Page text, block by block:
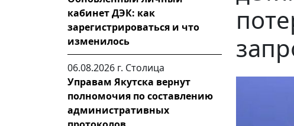
кабинет ДЭК: как
зарегистрироваться и что
изменилось
06.08.2026 г. Столица
Управам Якутска вернут
полномочия по составлению
административных